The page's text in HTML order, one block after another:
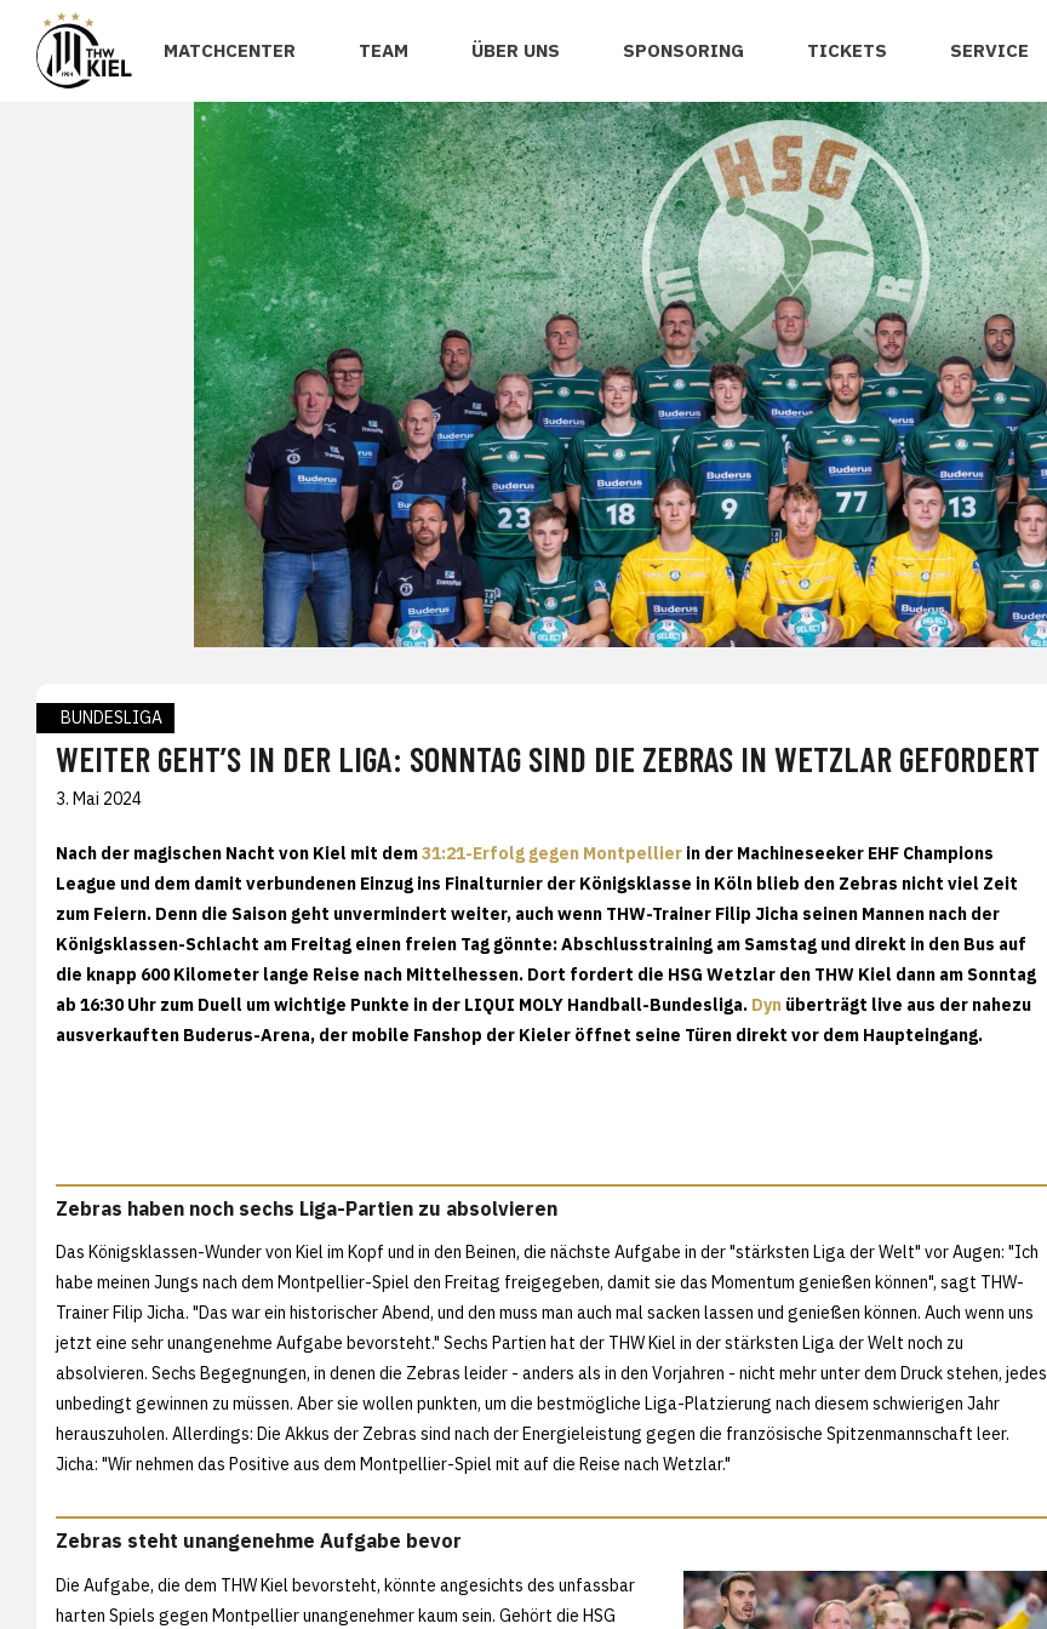
MATCHCENTER TEAM ÜBER UNS SPONSORING TICKETS SERVICE
BUNDESLIGA
WEITER GEHT’S IN DER LIGA: SONNTAG SIND DIE ZEBRAS IN WETZLAR GEFORDERT
3. Mai 2024
Nach der magischen Nacht von Kiel mit dem31:21-Erfolg gegen Montpellier in der Machineseeker EHF Champions
League und dem damit verbundenen Einzug ins Finalturnier der Königsklasse in Köln blieb den Zebras nicht viel Zeit
zum Feiern. Denn die Saison geht unvermindert weiter, auch wenn THW-Trainer Filip Jicha seinen Mannen nach der
Königsklassen-Schlacht am Freitag einen freien Tag gönnte: Abschlusstraining am Samstag und direkt in den Bus auf
die knapp 600 Kilometer lange Reise nach Mittelhessen. Dort fordert die HSG Wetzlar den THW Kiel dann am Sonntag
ab 16:30 Uhr zum Duell um wichtige Punkte in der LIQUI MOLY Handball-Bundesliga. Dyn überträgt live aus der nahezu
ausverkauften Buderus-Arena, der mobile Fanshop der Kieler öffnet seine Türen direkt vor dem Haupteingang.
Zebras haben noch sechs Liga-Partien zu absolvieren
Das Königsklassen-Wunder von Kiel im Kopf und in den Beinen, die nächste Aufgabe in der "stärksten Liga der Welt" vor Augen: "Ich
habe meinen Jungs nach dem Montpellier-Spiel den Freitag freigegeben, damit sie das Momentum genießen können", sagt THW-
Trainer Filip Jicha. "Das war ein historischer Abend, und den muss man auch mal sacken lassen und genießen können. Auch wenn uns
jetzt eine sehr unangenehme Aufgabe bevorsteht." Sechs Partien hat der THW Kiel in der stärksten Liga der Welt noch zu
absolvieren. Sechs Begegnungen, in denen die Zebras leider - anders als in den Vorjahren - nicht mehr unter dem Druck stehen, jedes
unbedingt gewinnen zu müssen. Aber sie wollen punkten, um die bestmögliche Liga-Platzierung nach diesem schwierigen Jahr
herauszuholen. Allerdings: Die Akkus der Zebras sind nach der Energieleistung gegen die französische Spitzenmannschaft leer.
Jicha: "Wir nehmen das Positive aus dem Montpellier-Spiel mit auf die Reise nach Wetzlar."
Zebras steht unangenehme Aufgabe bevor
Die Aufgabe, die dem THW Kiel bevorsteht, könnte angesichts des unfassbar
harten Spiels gegen Montpellier unangenehmer kaum sein. Gehört die HSG